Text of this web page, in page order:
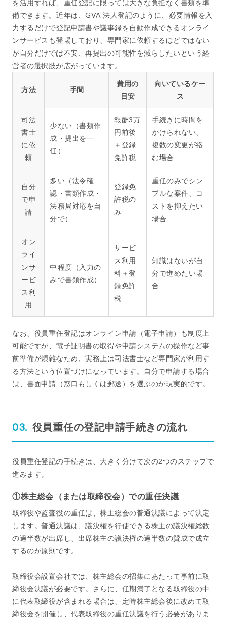
を活用すれば、重任登記に限っては大きな負担なく書類を準
備できます。近年は、GVA 法人登記のように、必要情報を入
力するだけで登記申請書や議事録を自動作成できるオンライ
ンサービスも登場しており、専門家に依頼するほどではない
が自分だけでは不安、再提出の可能性を減らしたいという経
営者の選択肢が広がっています。
方法 手間
費用の
目安
向いているケー
ス
司法
書士
に依
頼
少ない（書類作
成・提出を一
任）
報酬3万
円前後
＋登録
免許税
手続きに時間を
かけられない、
複数の変更が絡
む場合
自分
で申
請
多い（法令確
認・書類作成・
法務局対応を自
分で）
登録免
許税の
み
重任のみでシン
プルな案件、コ
ストを抑えたい
場合
オン
ライ
ンサ
ービ
ス利
用
中程度（入力の
みで書類作成）
サービ
ス利用
料＋登
録免許
税
知識はないが自
分で進めたい場
合
なお、役員重任登記はオンライン申請（電子申請）も制度上
可能ですが、電子証明書の取得や申請システムの操作など事
前準備が煩雑なため、実務上は司法書士など専門家が利用す
る方法という位置づけになっています。自分で申請する場合
は、書面申請（窓口もしくは郵送）を選ぶのが現実的です。
役員重任の登記申請手続きの流れ
役員重任登記の手続きは、大きく分けて次の2つのステップで
進みます。
①株主総会（または取締役会）での重任決議
取締役や監査役の重任は、株主総会の普通決議によって決定
します。普通決議は、議決権を行使できる株主の議決権総数
の過半数が出席し、出席株主の議決権の過半数の賛成で成立
するのが原則です。
取締役会設置会社では、株主総会の招集にあたって事前に取
締役会決議が必要です。さらに、任期満了となる取締役の中
に代表取締役が含まれる場合は、定時株主総会後に改めて取
締役会を開催し、代表取締役の重任決議を行う必要がありま